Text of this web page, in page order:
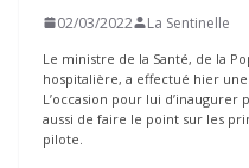
02/03/2022 La Sentinelle
Le ministre de la Santé, de la
hospitalière, a effectué hier une
L’occasion pour lui
aussi de faire le point sur les
pilote.